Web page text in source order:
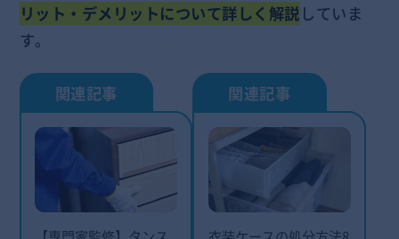
リット・デメリットについて詳しく解説していま
す。